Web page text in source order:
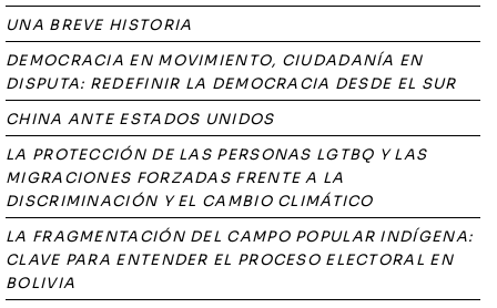
UNA BREVE HISTORIA
DEMOCRACIA EN MOVIMIENTO, CIUDADANÍA EN
DISPUTA: REDEFINIR LA DEMOCRACIA DESDE EL SUR
CHINA ANTE ESTADOS UNIDOS
LA PROTECCIÓN DE LAS PERSONAS LGTBQ Y LAS
MIGRACIONES FORZADAS FRENTE A LA
DISCRIMINACIÓN Y EL CAMBIO CLIMÁTICO
LA FRAGMENTACIÓN DEL CAMPO POPULAR INDÍGENA:
CLAVE PARA ENTENDER EL PROCESO ELECTORAL EN
BOLIVIA